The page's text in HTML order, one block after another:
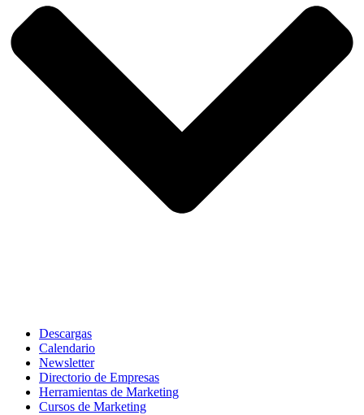
Descargas
Calendario
Newsletter
Directorio de Empresas
Herramientas de Marketing
Cursos de Marketing